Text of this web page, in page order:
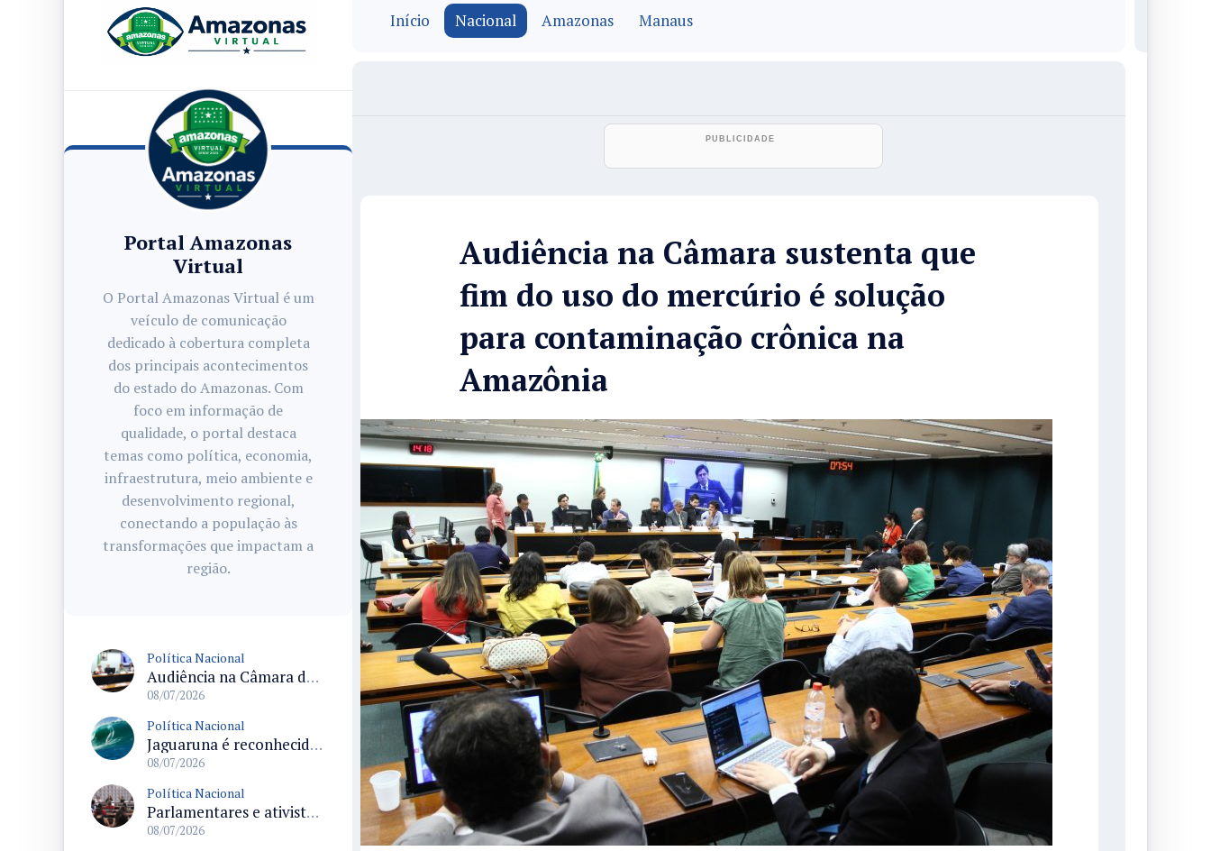
Portal Amazonas
Virtual
O Portal Amazonas Virtual é um
veículo de comunicação
dedicado à cobertura completa
dos principais acontecimentos
do estado do Amazonas. Com
foco em informação de
qualidade, o portal destaca
temas como política, economia,
infraestrutura, meio ambiente e
desenvolvimento regional,
conectando a população às
transformações que impactam a
região.
Política Nacional
Audiência na Câmara debate deportações em massa dos Estados Unidos e acolhimento de migrantes no Brasil
08/07/2026
Política Nacional
Jaguaruna é reconhecida como Capital Nacional da Maior Onda do Brasil após sanção da lei
08/07/2026
Política Nacional
Parlamentares e ativistas pedem votação da criminalização da misoginia no Plenário antes do recesso
08/07/2026
Início Nacional Amazonas Manaus
Audiência na Câmara sustenta que
fim do uso do mercúrio é solução
para contaminação crônica na
Amazônia